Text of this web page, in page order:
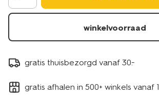
winkelvoorraad
gratis thuisbezorgd vanaf 30.-
gratis afhalen in 500+ winkels vanaf